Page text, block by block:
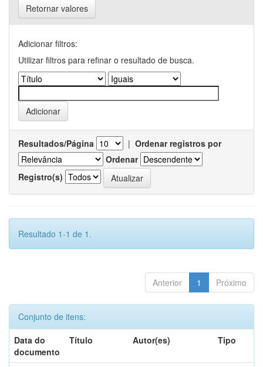
Retornar valores
Adicionar filtros:
Utilizar filtros para refinar o resultado de busca.
Resultados/Página | Ordenar registros por
Ordenar
Registro(s)
Resultado 1-1 de 1.
Anterior 1 Próximo
Conjunto de itens:
Data do
documento
Título Autor(es) Tipo